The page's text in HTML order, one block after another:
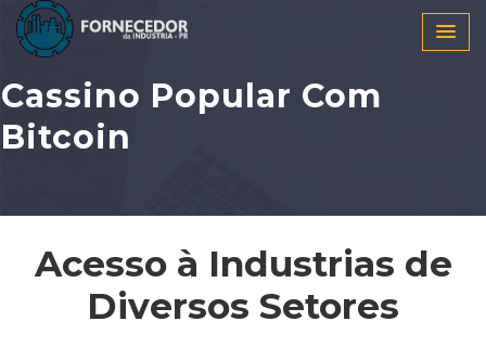
Cassino Popular Com
Bitcoin
Acesso à Industrias de
Diversos Setores